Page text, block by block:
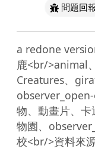
問題回
a redone
鹿<br/>animal
Creatures、
物、動畫片、
物園、
校<br/>資料來